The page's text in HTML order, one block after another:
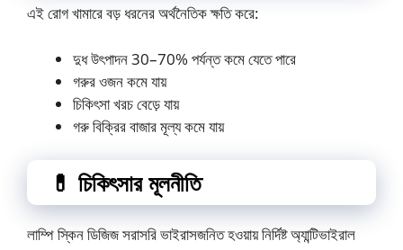
এই রোগ খামারে বড় ধরনের অর্থনৈতিক ক্ষতি করে:
দুধ উৎপাদন 30–70% পর্যন্ত কমে যেতে পারে
গরুর ওজন কমে যায়
চিকিৎসা খরচ বেড়ে যায়
গরু বিক্রির বাজার মূল্য কমে যায়
💊 চিকিৎসার মূলনীতি
লাম্পি স্কিন ডিজিজ সরাসরি ভাইরাসজনিত হওয়ায় নির্দিষ্ট অ্যান্টিভাইরাল